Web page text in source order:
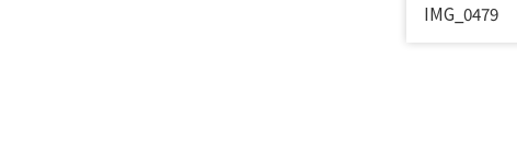
IMG_0479